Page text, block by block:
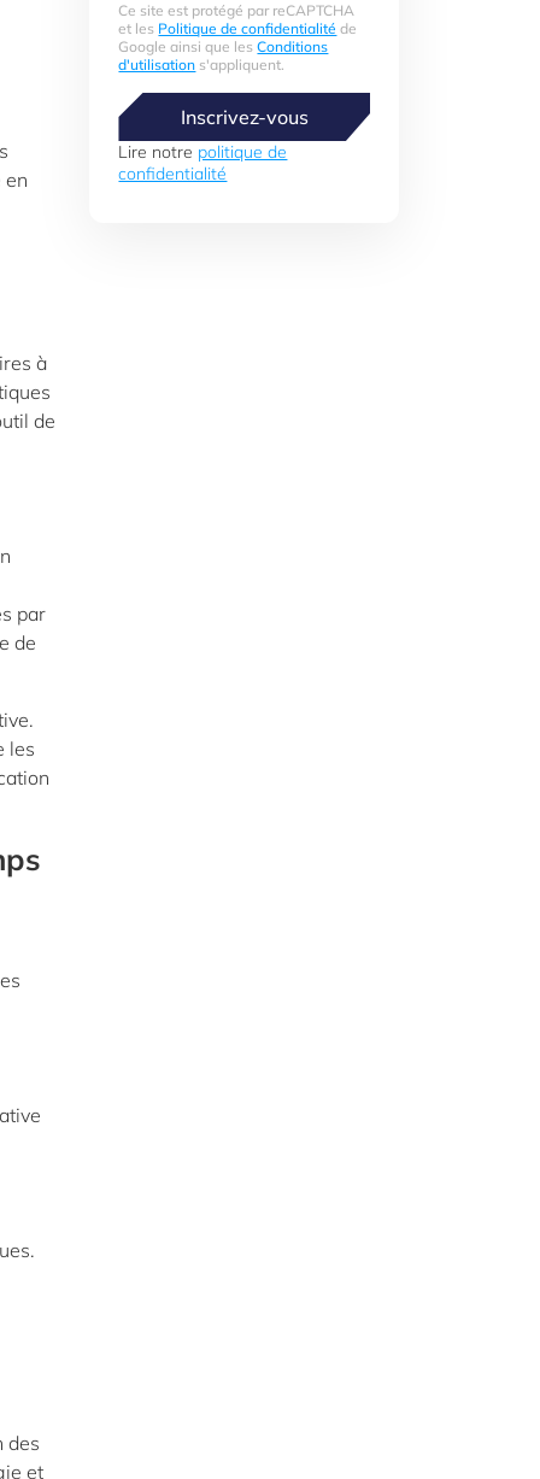
en
à
de
par
de
les
des
et
Ce site est protégé par reCAPTCHA
et les Politique de confidentialité de
Google ainsi que lesConditions
d'utilisation s'appliquent.
Inscrivez-vous
Lire notre politique de
confidentialité